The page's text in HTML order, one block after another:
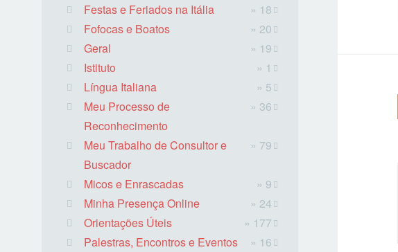
Festas e Feriados na Itália
» 18
Fofocas e Boatos
» 20
Geral
» 19
Istituto
» 1
Língua Italiana
» 5
Meu Processo de
Reconhecimento
» 36
Meu Trabalho de Consultor e
Buscador
» 79
Micos e Enrascadas
» 9
Minha Presença Online
» 24
Orientações Úteis
» 177
Palestras, Encontros e Eventos
» 16